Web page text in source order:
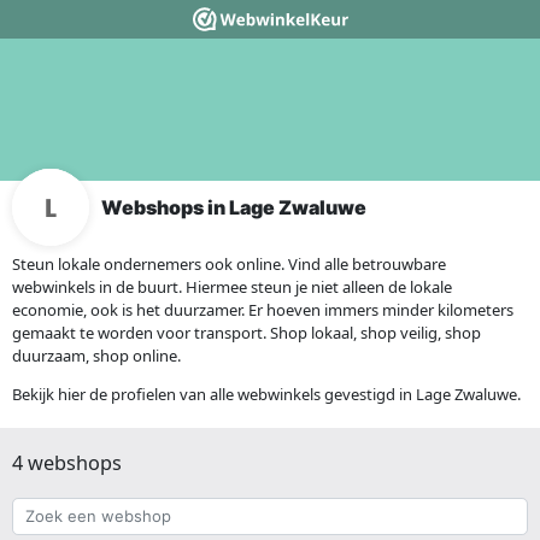
Webshops in Lage Zwaluwe
Steun lokale ondernemers ook online. Vind alle betrouwbare
webwinkels in de buurt. Hiermee steun je niet alleen de lokale
economie, ook is het duurzamer. Er hoeven immers minder kilometers
gemaakt te worden voor transport. Shop lokaal, shop veilig, shop
duurzaam, shop online.
Bekijk hier de profielen van alle webwinkels gevestigd in Lage Zwaluwe.
4 webshops
Zoek
een